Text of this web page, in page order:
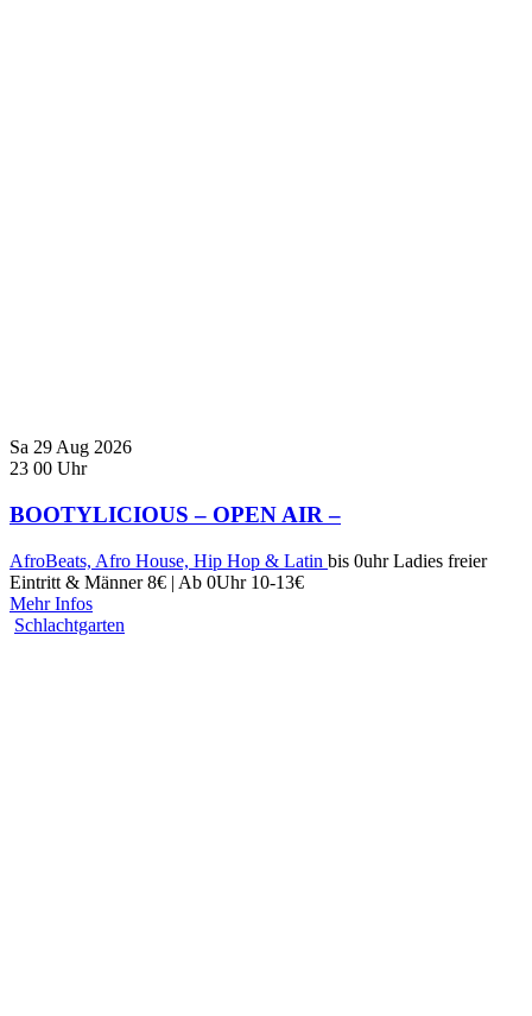
Sa 29 Aug 2026
23 00 Uhr
BOOTYLICIOUS – OPEN AIR –
AfroBeats, Afro House, Hip Hop & Latin bis 0uhr Ladies freier
Eintritt & Männer 8€ | Ab 0Uhr 10-13€
Mehr Infos
Schlachtgarten